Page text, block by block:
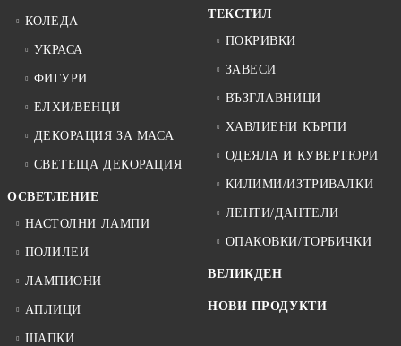
КОЛЕДА
УКРАСА
ФИГУРИ
ЕЛХИ/ВЕНЦИ
ДЕКОРАЦИЯ ЗА МАСА
СВЕТЕЩА ДЕКОРАЦИЯ
ОСВЕТЛЕНИЕ
НАСТОЛНИ ЛАМПИ
ПОЛИЛЕИ
ЛАМПИОНИ
АПЛИЦИ
ШАПКИ
ТЕКСТИЛ
ПОКРИВКИ
ЗАВЕСИ
ВЪЗГЛАВНИЦИ
ХАВЛИЕНИ КЪРПИ
ОДЕЯЛА И КУВЕРТЮРИ
КИЛИМИ/ИЗТРИВАЛКИ
ЛЕНТИ/ДАНТЕЛИ
ОПАКОВКИ/ТОРБИЧКИ
ВЕЛИКДЕН
НОВИ ПРОДУКТИ